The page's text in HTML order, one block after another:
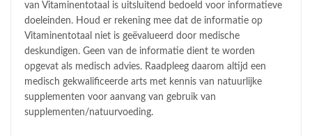
van Vitaminentotaal is uitsluitend bedoeld voor informatieve
doeleinden. Houd er rekening mee dat de informatie op
Vitaminentotaal niet is geëvalueerd door medische
deskundigen. Geen van de informatie dient te worden
opgevat als medisch advies. Raadpleeg daarom altijd een
medisch gekwalificeerde arts met kennis van natuurlijke
supplementen voor aanvang van gebruik van
supplementen/natuurvoeding.